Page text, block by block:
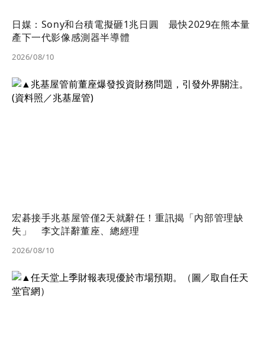
日媒：Sony和台積電擬砸1兆日圓 最快2029在熊本量
產下一代影像感測器半導體
2026/08/10
宏碁接手兆基屋管僅2天就辭任！重訊揭「內部管理缺
失」 李文詳辭董座、總經理
2026/08/10